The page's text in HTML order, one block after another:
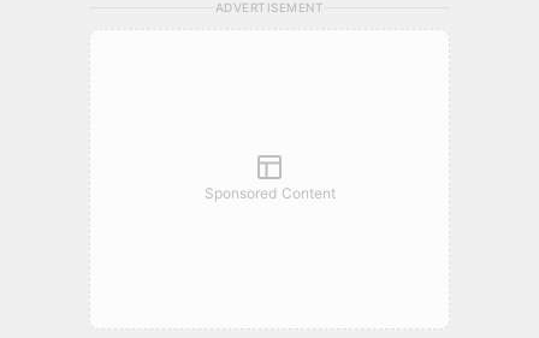
ADVERTISEMENT
Sponsored Content